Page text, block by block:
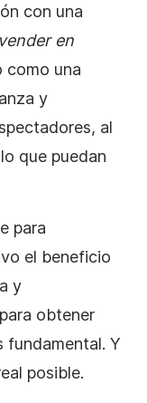
con una
vender en
como una
y
al
que puedan
para
el beneficio
y
obtener
fundamental. Y
posible.